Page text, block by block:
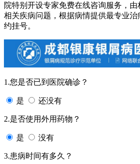
院特别开设专家免费在线咨询服务，
相关疾病问题，根据病情提供最专业
约挂号。
1.您是否已到医院确诊？
是 还没有
2.是否使用外用药物？
是 没有
3.患病时间有多久？